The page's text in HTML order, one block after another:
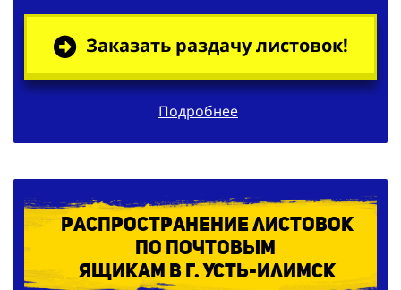
Заказать раздачу листовок!
Подробнее
Распространение листовок
попочтовым
ящикам в г. Усть-Илимск